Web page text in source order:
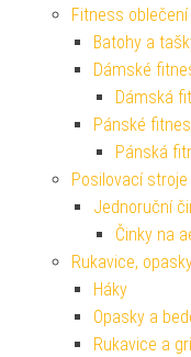
Fitness oblečení
Batohy a
Dámské
Dámská
Pánské
Pánská
Posilovací
Jednoruční
Činky na
Rukavice,
Háky
Opasky a
Rukavice a